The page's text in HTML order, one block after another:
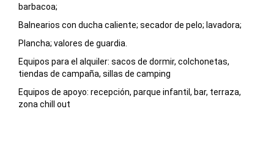
barbacoa;
Balnearios con ducha caliente; secador de pelo; lavadora;
Plancha; valores de guardia.
Equipos para el alquiler: sacos de dormir, colchonetas,
tiendas de campaña, sillas de camping
Equipos de apoyo: recepción, parque infantil, bar, terraza,
zona chill out